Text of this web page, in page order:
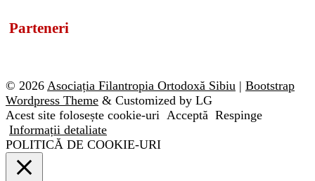
Parteneri
© 2026 Asociația Filantropia Ortodoxă Sibiu | Bootstrap
Wordpress Theme & Customized by LG
Acest site folosește cookie-uri Acceptă Respinge
Informații detaliate
POLITICĂ DE COOKIE-URI